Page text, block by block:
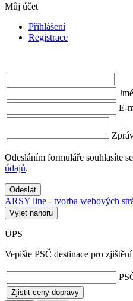
Můj účet
Přihlášení
Registrace
E-
Odesláním formuláře souhlasíte se
údajů.
Odeslat
ARSY line - tvorba webových
Vyjet nahoru
UPS
Vepište PSČ destinace pro
Zjistit ceny dopravy